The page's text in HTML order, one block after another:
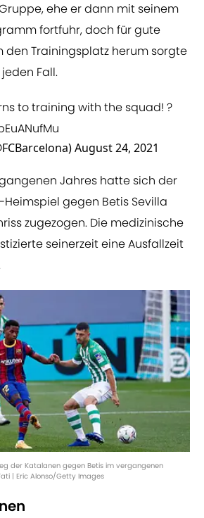
ehe er dann mit seinem
fortfuhr, doch für gute
den Trainingsplatz herum sorgte
Fall.
to training with the squad! ?
August 24, 2021
Jahres hatte sich der
gegen Betis Sevilla
zugezogen. Die medizinische
seinerzeit eine Ausfallzeit
der Katalanen gegen Betis im vergangenen
| Eric Alonso/Getty Images